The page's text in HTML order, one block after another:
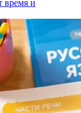
время и